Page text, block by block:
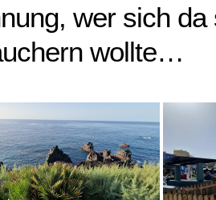
wer sich da
wollte…